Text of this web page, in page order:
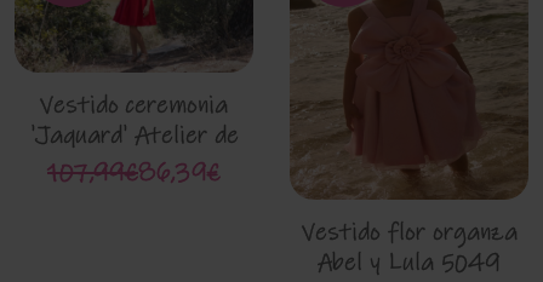
Vestido ceremonia
'Jaquard' Atelier de
Candela 26025
107,99€86,39€
Vestido flor organza
Abel y Lula 5049